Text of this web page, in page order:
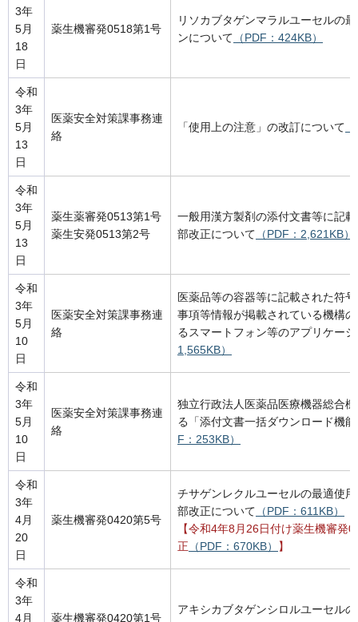
3年
5月
18
日
薬生機審発0518第1号
リソカブタゲンマラルユーセルの
ンについて （PDF：424KB）
令和
3年
5月
13
日
医薬安全対策課事務連
絡
「使用上の注意」の改訂について
令和
3年
5月
13
日
薬生薬審発0513第1号
薬生安発0513第2号
一般用漢方製剤の添付文書等に記
部改正について （PDF：2,621KB）
令和
3年
5月
10
日
医薬安全対策課事務連
絡
医薬品等の容器等に記載された符
事項等情報が掲載されている機構
るスマートフォン等のアプリケー
1,565KB）
令和
3年
5月
10
日
医薬安全対策課事務連
絡
独立行政法人医薬品医療機器総合
る「添付文書一括ダウンロード機
F：253KB）
令和
3年
4月
20
日
薬生機審発0420第5号
チサゲンレクルユーセルの最適使
部改正について （PDF：611KB）
【令和4年8月26日付け薬生機審発
正 （PDF：670KB） 】
令和
3年
4月
薬生機審発0420第1号
アキシカブタゲンシロルユーセル